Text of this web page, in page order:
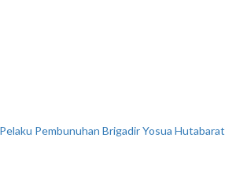
Pembunuhan Brigadir Yosua Hutabarat